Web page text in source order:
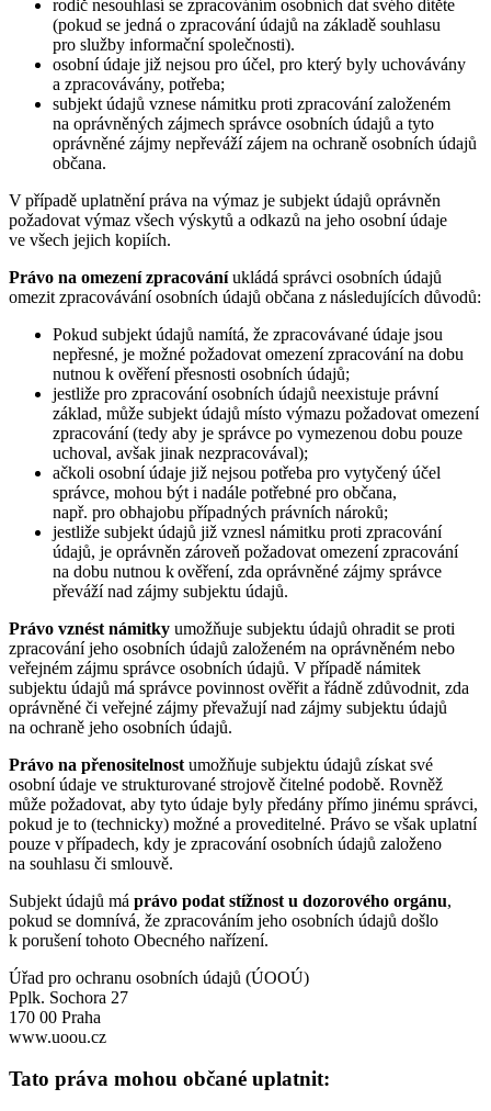
rodič nesouhlasí se zpracováním osobních dat svého dítěte
(pokud se jedná o zpracování údajů na základě souhlasu
pro služby informační společnosti).
osobní údaje již nejsou pro účel, pro který byly uchovávány
a zpracovávány, potřeba;
subjekt údajů vznese námitku proti zpracování založeném
na oprávněných zájmech správce osobních údajů a tyto
oprávněné zájmy nepřeváží zájem na ochraně osobních údajů
občana.
V případě uplatnění práva na výmaz je subjekt údajů oprávněn
požadovat výmaz všech výskytů a odkazů na jeho osobní údaje
ve všech jejich kopiích.
Právo na omezení zpracováníukládá správci osobních údajů
omezit zpracovávání osobních údajů občana z následujících důvodů:
Pokud subjekt údajů namítá, že zpracovávané údaje jsou
nepřesné, je možné požadovat omezení zpracování na dobu
nutnou k ověření přesnosti osobních údajů;
jestliže pro zpracování osobních údajů neexistuje právní
základ, může subjekt údajů místo výmazu požadovat omezení
zpracování (tedy aby je správce po vymezenou dobu pouze
uchoval, avšak jinak nezpracovával);
ačkoli osobní údaje již nejsou potřeba pro vytyčený účel
správce, mohou být i nadále potřebné pro občana,
např. pro obhajobu případných právních nároků;
jestliže subjekt údajů již vznesl námitku proti zpracování
údajů, je oprávněn zároveň požadovat omezení zpracování
na dobu nutnou k ověření, zda oprávněné zájmy správce
převáží nad zájmy subjektu údajů.
Právo vznést námitky umožňuje subjektu údajů ohradit se proti
zpracování jeho osobních údajů založeném na oprávněném nebo
veřejném zájmu správce osobních údajů. V případě námitek
subjektu údajů má správce povinnost ověřit a řádně zdůvodnit, zda
oprávněné či veřejné zájmy převažují nad zájmy subjektu údajů
na ochraně jeho osobních údajů.
Právo na přenositelnost umožňuje subjektu údajů získat své
osobní údaje ve strukturované strojově čitelné podobě. Rovněž
může požadovat, aby tyto údaje byly předány přímo jinému správci,
pokud je to (technicky) možné a proveditelné. Právo se však uplatní
pouze v případech, kdy je zpracování osobních údajů založeno
na souhlasu či smlouvě.
Subjekt údajů má právo podat stížnost u dozorového orgánu,
pokud se domnívá, že zpracováním jeho osobních údajů došlo
k porušení tohoto Obecného nařízení.
Úřad pro ochranu osobních údajů (ÚOOÚ)
Pplk. Sochora 27
170 00 Praha
www.uoou.cz
Tato práva mohou občané uplatnit: